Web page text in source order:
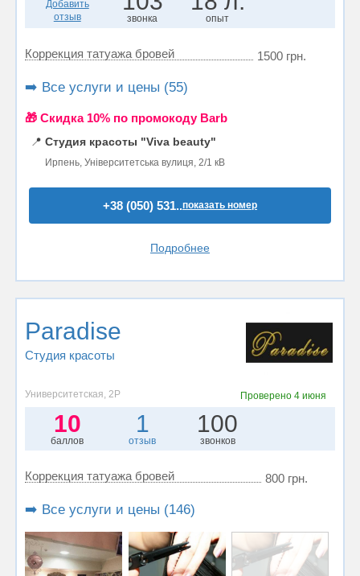
Добавить
отзыв
звонка опыт
Коррекция татуажа бровей 1500 грн.
➡️ Все услуги и цены (55)
🎁 Cкидка 10% по промокоду Barb
📍 Студия красоты "Viva beauty"
Ирпень, Університетська вулиця, 2/1 кВ
+38 (050) 531..показать номер
Подробнее
Paradise
Студия красоты
Университетская, 2Р Проверено4 июня
10
баллов
1
отзыв
100
звонков
Коррекция татуажа бровей 800 грн.
➡️ Все услуги и цены (146)